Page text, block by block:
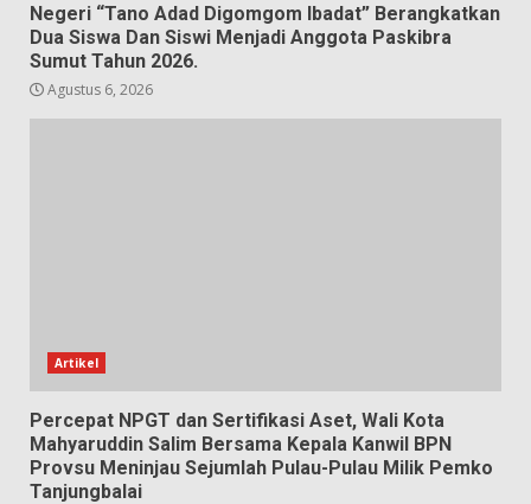
Negeri “Tano Adad Digomgom Ibadat” Berangkatkan
Dua Siswa Dan Siswi Menjadi Anggota Paskibra
Sumut Tahun 2026.
Agustus 6, 2026
Artikel
Percepat NPGT dan Sertifikasi Aset, Wali Kota
Mahyaruddin Salim Bersama Kepala Kanwil BPN
Provsu Meninjau Sejumlah Pulau-Pulau Milik Pemko
Tanjungbalai